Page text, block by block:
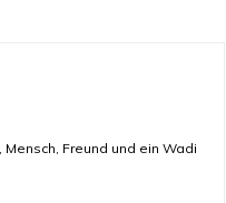
Freund und ein Wadi